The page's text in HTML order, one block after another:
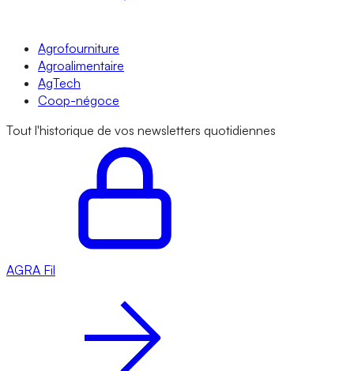
Agrofourniture
Agroalimentaire
AgTech
Coop-négoce
Tout l'historique de vos newsletters quotidiennes
AGRA Fil